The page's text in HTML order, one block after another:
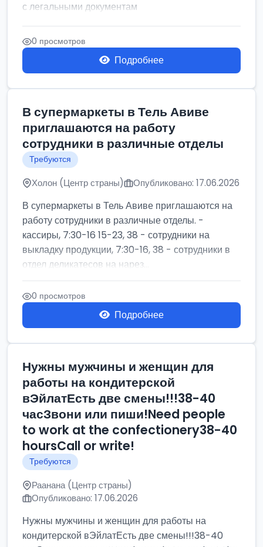
с легальными документам
0 просмотров
Подробнее
В супермаркеты в Тель Авиве
приглашаются на работу
сотрудники в различные отделы
Требуются
Холон (Центр страны) Опубликовано: 17.06.2026
В супермаркеты в Тель Авиве приглашаются на
работу сотрудники в различные отделы. -
кассиры, 7:30-16 15-23, 38 - сотрудники на
выкладку продукции, 7:30-16, 38 - сотрудники в
отдел деликатесов на нарез...
0 просмотров
Подробнее
Нужны мужчины и женщин для
работы на кондитерской
вЭйлатЕсть две смены!!!38-40
часЗвони или пиши!Need people
to work at the confectionery38-40
hoursCall or write!
Требуются
Раанана (Центр страны)
Опубликовано: 17.06.2026
Нужны мужчины и женщин для работы на
кондитерской вЭйлатЕсть две смены!!!38-40